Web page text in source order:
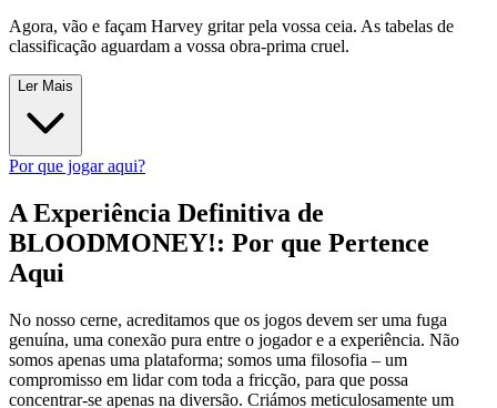
Agora, vão e façam Harvey gritar pela vossa ceia. As tabelas de
classificação aguardam a vossa obra-prima cruel.
Ler Mais
Por que jogar aqui?
A Experiência Definitiva de
BLOODMONEY!: Por que Pertence
Aqui
No nosso cerne, acreditamos que os jogos devem ser uma fuga
genuína, uma conexão pura entre o jogador e a experiência. Não
somos apenas uma plataforma; somos uma filosofia – um
compromisso em lidar com toda a fricção, para que possa
concentrar-se apenas na diversão. Criámos meticulosamente um